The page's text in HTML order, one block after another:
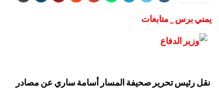
يمني برس _ متابعات
نقل رئيس تحرير صحيفة المسار أسامة ساري عن مصادر